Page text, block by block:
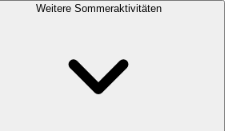
Weitere Sommeraktivitäten